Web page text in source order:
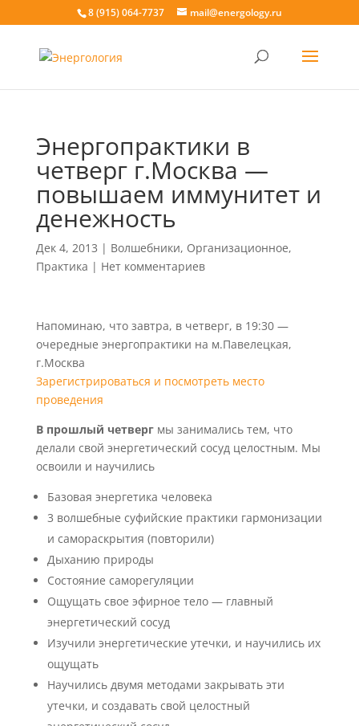
8 (915) 064-7737 mail@energology.ru
Энергопрактики в
четверг г.Москва —
повышаем иммунитет и
денежность
Дек 4, 2013 | Волшебники, Организационное,
Практика | Нет комментариев
Напоминаю, что завтра, в четверг, в 19:30 —
очередные энергопрактики на м.Павелецкая,
г.Москва
Зарегистрироваться и посмотреть место
проведения
В прошлый четверг мы занимались тем, что
делали свой энергетический сосуд целостным. Мы
освоили и научились
Базовая энергетика человека
3 волшебные суфийские практики гармонизации
и самораскрытия (повторили)
Дыханию природы
Состояние саморегуляции
Ощущать свое эфирное тело — главный
энергетический сосуд
Изучили энергетические утечки, и научились их
ощущать
Научились двумя методами закрывать эти
утечки, и создавать свой целостный